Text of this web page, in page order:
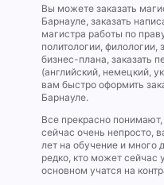
Вы можете заказать
Барнауле, заказать
магистра работы по
политологии, филологии,
бизнес-плана, заказать
(английский, немецкий,
вам быстро оформить
Барнауле.
Все прекрасно
сейчас очень непросто,
лет на обучение и много
редко, кто может сейчас
основном учатся на